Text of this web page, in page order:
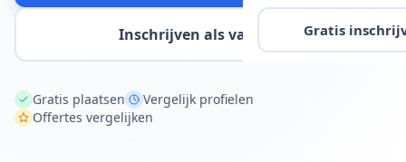
Gratis
Inschrijven als vakman
Gratis plaatsen
Vergelijk profielen
Offertes vergelijken